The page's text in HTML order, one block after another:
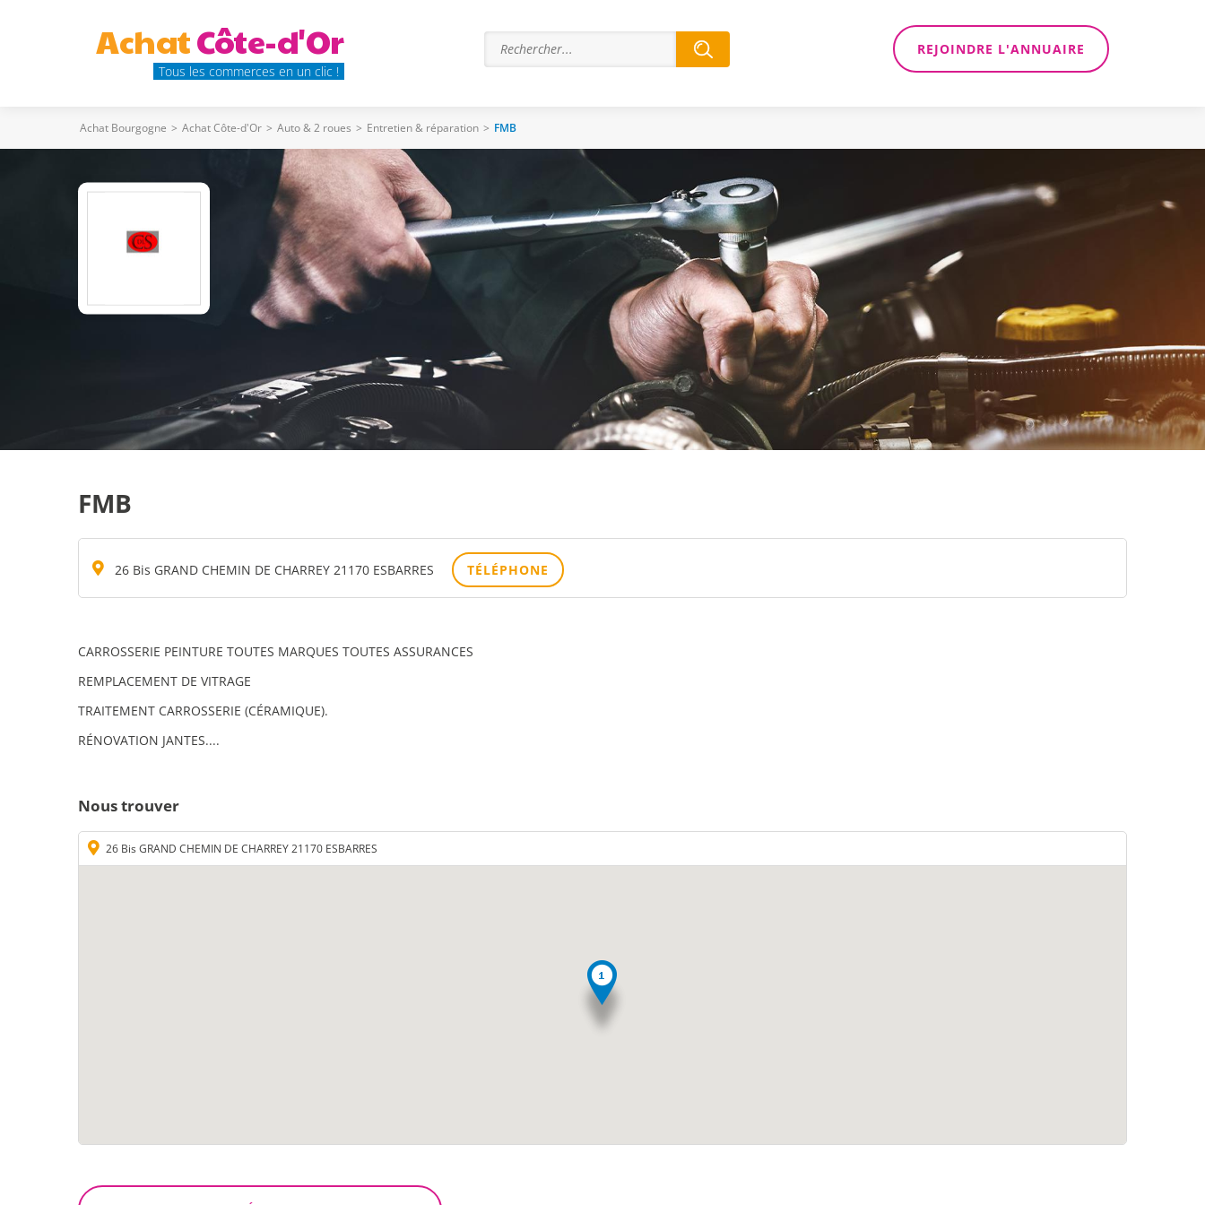
AchatCôte-d'Or
Tous les commerces en un clic !
REJOINDRE L'ANNUAIRE
Achat Bourgogne > Achat Côte-d'Or > Auto & 2 roues > Entretien & réparation > FMB
FMB
26 Bis GRAND CHEMIN DE CHARREY 21170 ESBARRES TÉLÉPHONE
CARROSSERIE PEINTURE TOUTES MARQUES TOUTES ASSURANCES
REMPLACEMENT DE VITRAGE
TRAITEMENT CARROSSERIE (CÉRAMIQUE).
RÉNOVATION JANTES....
Nous trouver
26 Bis GRAND CHEMIN DE CHARREY 21170 ESBARRES